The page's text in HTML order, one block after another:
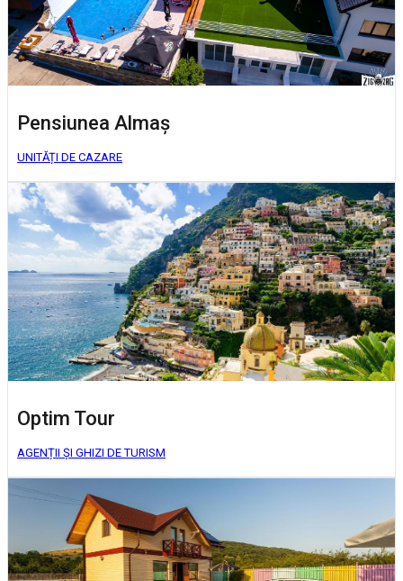
Pensiunea Almaș
UNITĂȚI DE CAZARE
Optim Tour
AGENȚII ȘI GHIZI DE TURISM